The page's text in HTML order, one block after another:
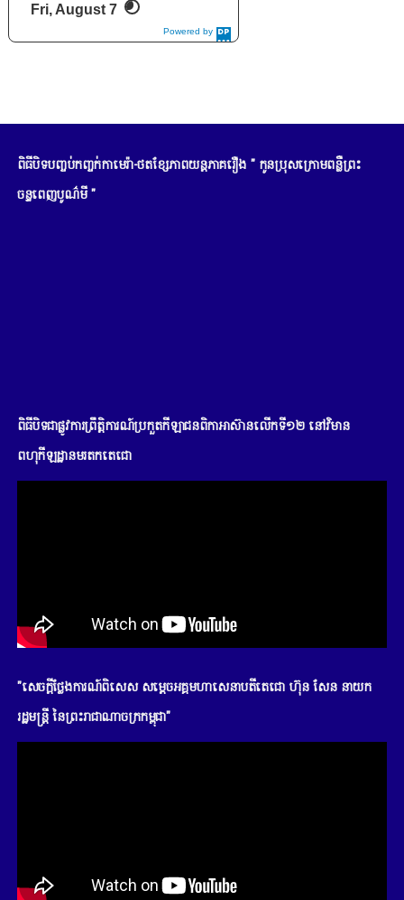
Powered by
DaysPedia.c
Fri, August 7
ពិធីបិទបញ្ចប់កញ្ចក់កាមេរ៉ា-ថតខ្សែភាពយន្តភាគរឿង " កូនប្រុសក្រោមពន្លឺព្រះ
ចន្ទពេញបូណ៌មី "
ពិធីបិទជាផ្លូវការព្រឹត្តិការណ៍ប្រកួតកីឡាជនពិកាអាស៊ានលើកទី១២ នៅវិមាន
ពហុកីឡដ្ឋានមរតកតេជោ
"សេចក្តីថ្លែងការណ៍ពិសេស សម្តេចអគ្គមហាសេនាបតីតេជោ ហ៊ុន សែន នាយក
រដ្ឋមន្រ្តី នៃព្រះរាជាណាចក្រកម្ពុជា"